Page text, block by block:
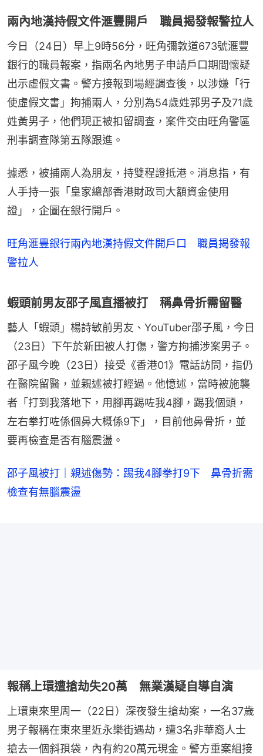
兩內地漢持假文件滙豐開戶 職員揭發報警拉人
今日（24日）早上9時56分，旺角彌敦道673號滙豐
銀行的職員報案，指兩名內地男子申請戶口期間懷疑
出示虛假文書。警方接報到場經調查後，以涉嫌「行
使虛假文書」拘捕兩人，分別為54歲姓郭男子及71歲
姓黃男子，他們現正被扣留調查，案件交由旺角警區
刑事調查隊第五隊跟進。
據悉，被捕兩人為朋友，持雙程證抵港。消息指，有
人手持一張「皇家總部香港財政司大額資金使用
證」，企圖在銀行開戶。
旺角滙豐銀行兩內地漢持假文件開戶口 職員揭發報
警拉人
蝦頭前男友邵子風直播被打 稱鼻骨折需留醫
藝人「蝦頭」楊詩敏前男友、YouTuber邵子風，今日
（23日）下午於新田被人打傷，警方拘捕涉案男子。
邵子風今晚（23日）接受《香港01》電話訪問，指仍
在醫院留醫，並親述被打經過。他憶述，當時被施襲
者「打到我落地下，用腳再踢咗我4腳，踢我個頭，
左右拳打咗係個鼻大概係9下」，目前他鼻骨折，並
要再檢查是否有腦震盪。
邵子風被打｜親述傷勢：踢我4腳拳打9下 鼻骨折需
檢查有無腦震盪
報稱上環遭搶劫失20萬 無業漢疑自導自演
上環東來里周一（22日）深夜發生搶劫案，一名37歲
男子報稱在東來里近永樂街遇劫，遭3名非華裔人士
搶去一個斜孭袋，內有約20萬元現金。警方重案組接